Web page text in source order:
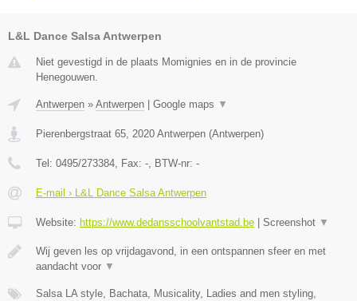
L&L Dance Salsa Antwerpen
Niet gevestigd in de plaats Momignies en in de provincie
Henegouwen.
Antwerpen » Antwerpen | Google maps ▼
Pierenbergstraat 65 2020 Antwerpen (Antwerpen)
Tel: 0495/273384 , Fax: - , BTW-nr: -
E-mail › L&L Dance Salsa Antwerpen
Website: https://www.dedansschoolvantstad.be | Screenshot ▼
Wij geven les op vrijdagavond, in een ontspannen sfeer en met
aandacht voor ▼
Salsa LA style, Bachata, Musicality, Ladies and men styling,